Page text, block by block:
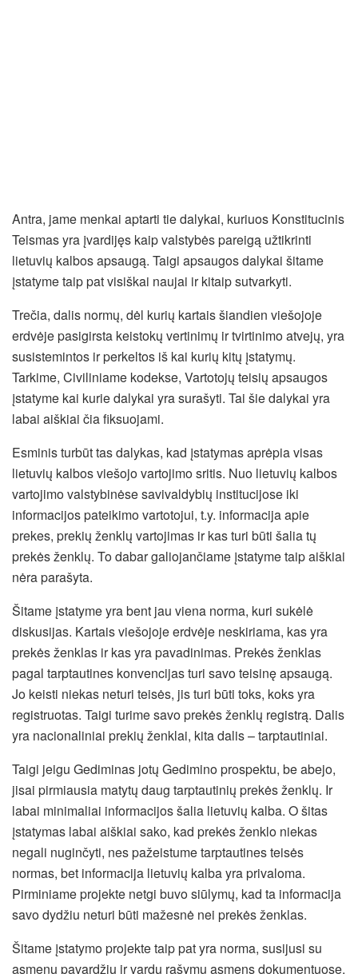
Antra, jame menkai aptarti tie dalykai, kuriuos Konstitucinis
Teismas yra įvardijęs kaip valstybės pareigą užtikrinti
lietuvių kalbos apsaugą. Taigi apsaugos dalykai šitame
įstatyme taip pat visiškai naujai ir kitaip sutvarkyti.
Trečia, dalis normų, dėl kurių kartais šiandien viešojoje
erdvėje pasigirsta keistokų vertinimų ir tvirtinimo atvejų, yra
susistemintos ir perkeltos iš kai kurių kitų įstatymų.
Tarkime, Civiliniame kodekse, Vartotojų teisių apsaugos
įstatyme kai kurie dalykai yra surašyti. Tai šie dalykai yra
labai aiškiai čia fiksuojami.
Esminis turbūt tas dalykas, kad įstatymas aprėpia visas
lietuvių kalbos viešojo vartojimo sritis. Nuo lietuvių kalbos
vartojimo valstybinėse savivaldybių institucijose iki
informacijos pateikimo vartotojui, t.y. informacija apie
prekes, prekių ženklų vartojimas ir kas turi būti šalia tų
prekės ženklų. To dabar galiojančiame įstatyme taip aiškiai
nėra parašyta.
Šitame įstatyme yra bent jau viena norma, kuri sukėlė
diskusijas. Kartais viešojoje erdvėje neskiriama, kas yra
prekės ženklas ir kas yra pavadinimas. Prekės ženklas
pagal tarptautines konvencijas turi savo teisinę apsaugą.
Jo keisti niekas neturi teisės, jis turi būti toks, koks yra
registruotas. Taigi turime savo prekės ženklų registrą. Dalis
yra nacionaliniai prekių ženklai, kita dalis – tarptautiniai.
Taigi jeigu Gediminas jotų Gedimino prospektu, be abejo,
jisai pirmiausia matytų daug tarptautinių prekės ženklų. Ir
labai minimaliai informacijos šalia lietuvių kalba. O šitas
įstatymas labai aiškiai sako, kad prekės ženklo niekas
negali nuginčyti, nes pažeistume tarptautines teisės
normas, bet informacija lietuvių kalba yra privaloma.
Pirminiame projekte netgi buvo siūlymų, kad ta informacija
savo dydžiu neturi būti mažesnė nei prekės ženklas.
Šitame įstatymo projekte taip pat yra norma, susijusi su
asmenų pavardžių ir vardų rašymu asmens dokumentuose.